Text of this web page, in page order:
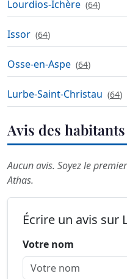
Lourdios-Ichère (64)
Issor (64)
Osse-en-Aspe (64)
Lurbe-Saint-Christau (64)
Avis des habitants
Aucun avis. Soyez le
Athas.
Écrire un avis sur
Votre nom